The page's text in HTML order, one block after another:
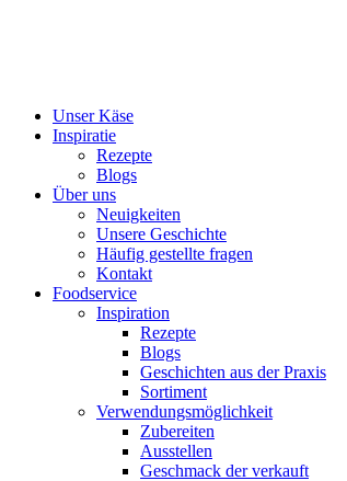
Unser Käse
Inspiratie
Rezepte
Blogs
Über uns
Neuigkeiten
Unsere Geschichte
Häufig gestellte fragen
Kontakt
Foodservice
Inspiration
Rezepte
Blogs
Geschichten aus der Praxis
Sortiment
Verwendungsmöglichkeit
Zubereiten
Ausstellen
Geschmack der verkauft